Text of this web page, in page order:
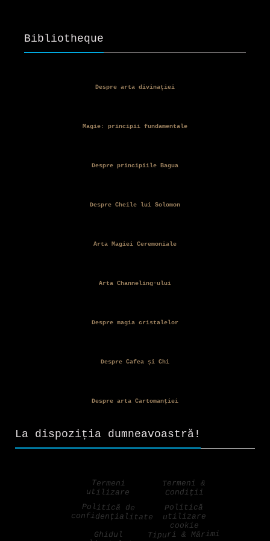
Bibliotheque
Despre arta divinației
Magie: principii fundamentale
Despre principiile Bagua
Despre Cheile lui Solomon
Arta Magiei Ceremoniale
Arta Channeling-ului
Despre magia cristalelor
Despre Cafea și Chi
Despre arta Cartomanției
La dispoziția dumneavoastră!
Termeni
utilizare
Termeni &
Condiții
Politică de
confidențialitate
Politică
utilizare
cookie
Ghidul
Tipuri & Mărimi